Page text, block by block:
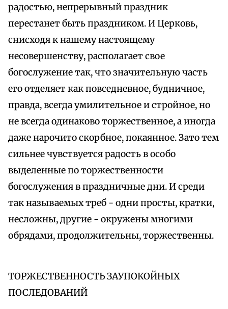
радостью, непрерывный праздник
перестанет быть праздником. И Церковь,
снисходя к нашему настоящему
несовершенству, располагает свое
богослужение так, что значительную часть
его отделяет как повседневное, будничное,
правда, всегда умилительное и стройное, но
не всегда одинаково торжественное, а иногда
даже нарочито скорбное, покаянное. Зато тем
сильнее чувствуется радость в особо
выделенные по торжественности
богослужения в праздничные дни. И среди
так называемых треб - одни просты, кратки,
несложны, другие - окружены многими
обрядами, продолжительны, торжественны.
ТОРЖЕСТВЕННОСТЬ ЗАУПОКОЙНЫХ
ПОСЛЕДОВАНИЙ